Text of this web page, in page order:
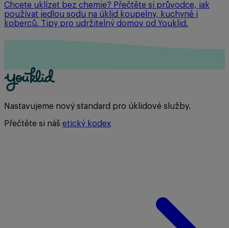
Chcete uklízet bez chemie? Přečtěte si průvodce, jak
používat jedlou sodu na úklid koupelny, kuchyně i
koberců. Tipy pro udržitelný domov od Youklid.
Nastavujeme nový standard pro úklidové služby.
Přečtěte si náš etický kodex